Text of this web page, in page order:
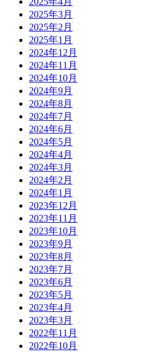
2025年3月
2025年2月
2025年1月
2024年12月
2024年11月
2024年10月
2024年9月
2024年8月
2024年7月
2024年6月
2024年5月
2024年4月
2024年3月
2024年2月
2024年1月
2023年12月
2023年11月
2023年10月
2023年9月
2023年8月
2023年7月
2023年6月
2023年5月
2023年4月
2023年3月
2022年11月
2022年10月